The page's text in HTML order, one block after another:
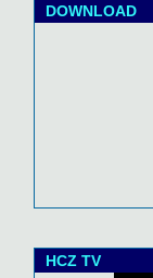
DOWNLOAD
HCZ TV